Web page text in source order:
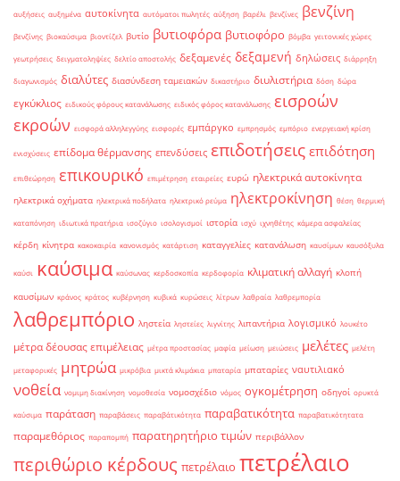
αυξήσεις αυξημένα αυτοκίνητα αυτόματοι πωλητές αύξηση βαρέλι βενζίνες βενζίνη
βενζίνης βιοκαύσιμα βιοντίζελ βυτίο βυτιοφόρα βυτιοφόρο βόμβα γειτονικές χώρες
γεωτρήσεις δειγματοληψίες δελτίο αποστολής δεξαμενές δεξαμενή δηλώσεις διάρρηξη
διαγωνισμός διαλύτες διασύνδεση ταμειακών δικαστήριο διυλιστήρια δόση δώρα
εγκύκλιος ειδικούς φόρους κατανάλωσης ειδικός φόρος κατανάλωσης εισροών
εκροών εισφορά αλληλεγγύης εισφορές εμπάργκο εμπρησμός εμπόριο ενεργειακή κρίση
ενισχύσεις επίδομα θέρμανσης επενδύσεις επιδοτήσεις επιδότηση
επιθεώρηση επικουρικό επιμέτρηση εταιρείες ευρώ ηλεκτρικά αυτοκίνητα
ηλεκτρικά οχήματα ηλεκτρικά ποδήλατα ηλεκτρικό ρεύμα ηλεκτροκίνηση θέση θερμική
καταπόνηση ιδιωτικά πρατήρια ισοζύγιο ισολογισμοί ιστορία ισχύ ιχνηθέτης κάμερα ασφαλείας
κέρδη κίνητρα κακοκαιρία κανονισμός κατάρτιση καταγγελίες κατανάλωση καυσίμων καυσόξυλα
καύσι καύσιμα καύσωνας κερδοσκοπία κερδοφορία κλιματική αλλαγή κλοπή
καυσίμων κράνος κράτος κυβέρνηση κυβικά κυρώσεις λίτρων λαθραία λαθρεμπορία
λαθρεμπόριο ληστεία ληστείες λιγνίτης λιπαντήρια λογισμικό λουκέτο
μέτρα δέουσας επιμέλειας μέτρα προστασίας μαφία μείωση μειώσεις μελέτες μελέτη
μεταφορικές μητρώα μικρόβια μικτά κλιμάκια μπαταρία μπαταρίες ναυτιλιακό
νοθεία νομιμη διακίνηση νομοθεσία νομοσχέδιο νόμος ογκομέτρηση οδηγοί ορυκτά
καύσιμα παράταση παραβάσεις παραβάτικότητα παραβατικότητα παραβατικότητατα
παραμεθόριος παραπομπή παρατηρητήριο τιμών περιβάλλον
περιθώριο κέρδους πετρέλαιο πετρέλαιο